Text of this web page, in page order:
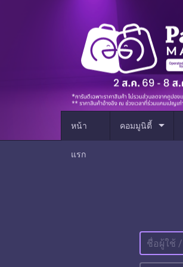
หน้า
แรก
คอมมูนิตี้ arrow_drop_down